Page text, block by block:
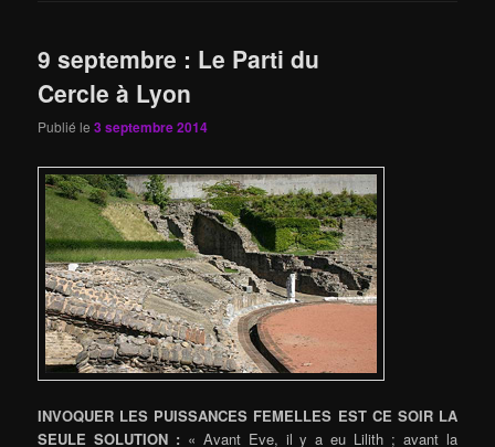
9 septembre : Le Parti du
Cercle à Lyon
Publié le3 septembre 2014
INVOQUER LES PUISSANCES FEMELLES EST CE SOIR LA
SEULE SOLUTION : « Avant Eve, il y a eu Lilith ; avant la